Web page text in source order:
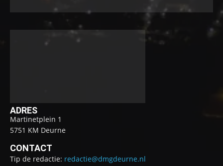
ADRES
Martinetplein 1
5751 KM Deurne
CONTACT
Tip de redactie: redactie@dmgdeurne.nl